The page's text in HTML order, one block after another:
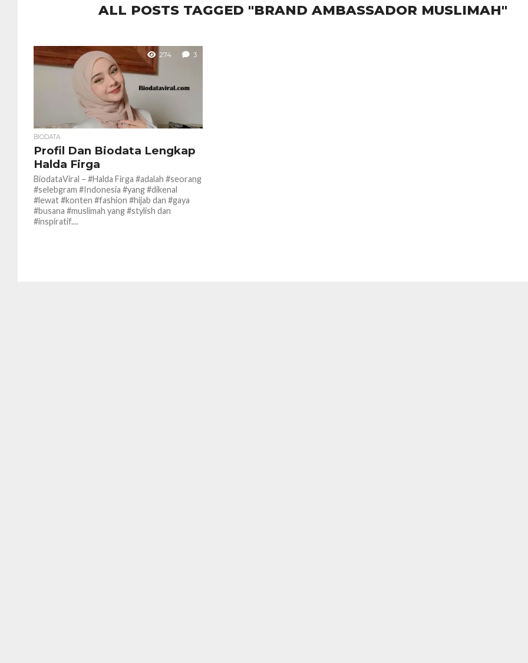
ALL POSTS TAGGED "BRAND AMBASSADOR MUSLIMAH"
274 3
BIODATA
Profil Dan Biodata Lengkap
Halda Firga
BiodataViral – #Halda Firga #adalah #seorang
#selebgram #Indonesia #yang #dikenal
#lewat #konten #fashion #hijab dan #gaya
#busana #muslimah yang #stylish dan
#inspiratif....